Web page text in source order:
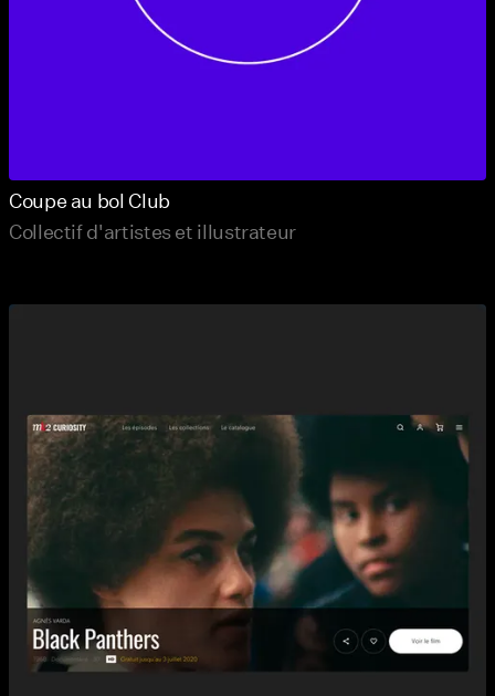
Coupe au bol Club
Collectif d'artistes et illustrateur